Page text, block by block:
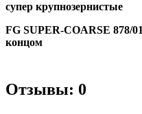
супер крупнозернистые
FG SUPER-COARSE 878/
концом
Отзывы: 0